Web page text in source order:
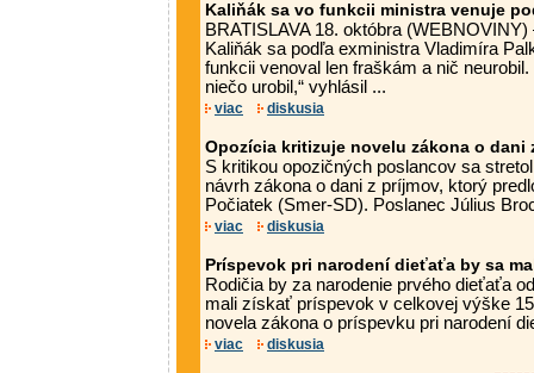
Kaliňák sa vo funkcii ministra venuje
BRATISLAVA 18. októbra
Kaliňák sa podľa exministra Vladimíra
funkcii venoval len fraškám a nič neurobil.
niečo urobil,“ vyhlásil ...
viac diskusia
Opozícia kritizuje novelu zákona o dani
S kritikou opozičných poslancov sa
návrh zákona o dani z príjmov, ktorý
Počiatek (Smer-SD). Poslanec Július
viac diskusia
Príspevok pri narodení dieťaťa by sa
Rodičia by za narodenie prvého dieťaťa
mali získať príspevok v celkovej výške
novela zákona o príspevku pri narodení
viac diskusia